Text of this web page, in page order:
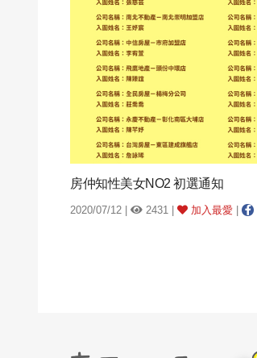
房仲知性美女NO2 初選通知
2020/07/12 | 2431 | 加入最愛